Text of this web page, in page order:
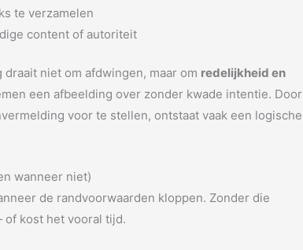
te verzamelen
content of autoriteit
niet om afdwingen, maar om redelijkheid en
een afbeelding over zonder kwade intentie. Door
voor te stellen, ontstaat vaak een logische
wanneer niet)
de randvoorwaarden kloppen. Zonder die
kost het vooral tijd.